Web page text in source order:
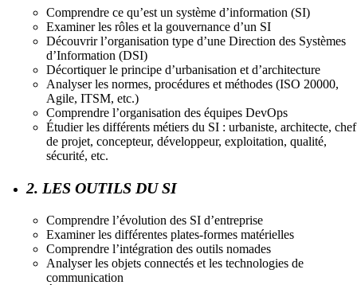
Comprendre ce qu’est un système d’information (SI)
Examiner les rôles et la gouvernance d’un SI
Découvrir l’organisation type d’une Direction des Systèmes
d’Information (DSI)
Décortiquer le principe d’urbanisation et d’architecture
Analyser les normes, procédures et méthodes (ISO 20000,
Agile, ITSM, etc.)
Comprendre l’organisation des équipes DevOps
Étudier les différents métiers du SI : urbaniste, architecte, chef
de projet, concepteur, développeur, exploitation, qualité,
sécurité, etc.
2. LES OUTILS DU SI
Comprendre l’évolution des SI d’entreprise
Examiner les différentes plates-formes matérielles
Comprendre l’intégration des outils nomades
Analyser les objets connectés et les technologies de
communication